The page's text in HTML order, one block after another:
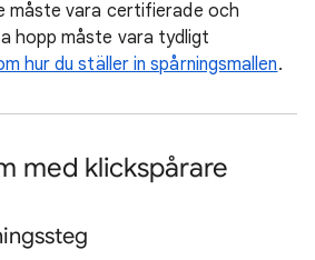
måste vara certifierade och
hopp måste vara tydligt
hur du ställer in spårningsmallen.
med klickspårare